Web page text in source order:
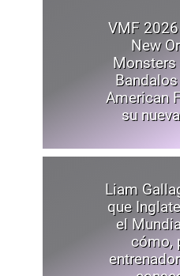
VMF
New
Monsters
American
su
Liam
que
el
cómo,